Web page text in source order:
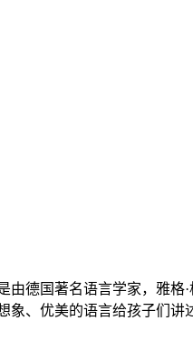
由德国著名语言学家，雅
、优美的语言给孩子们